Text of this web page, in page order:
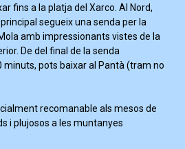
fins a la platja del Xarco. Al Nord,
segueix una senda per la
amb impressionants vistes de la
De del final de la senda
minuts, pots baixar al Pantà (tram no
recomanable als mesos de
i plujosos a les muntanyes